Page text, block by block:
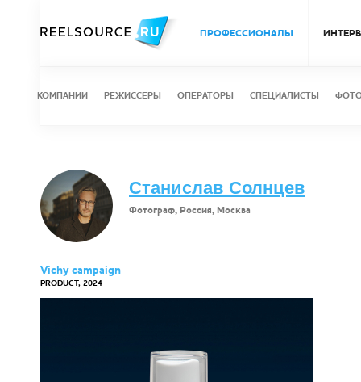
ПРОФЕССИОНАЛЫ
КОМПАНИИ РЕЖИССЕРЫ ОПЕРАТОРЫ СПЕЦИАЛИСТЫ
Станислав Солнцев
Фотограф, Россия, Москва
Vichy campaign
PRODUCT, 2024